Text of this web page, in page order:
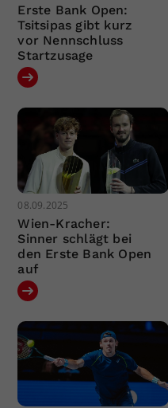
Erste Bank Open:
Tsitsipas gibt kurz
vor Nennschluss
Startzusage
08.09.2025
Wien-Kracher:
Sinner schlägt bei
den Erste Bank Open
auf